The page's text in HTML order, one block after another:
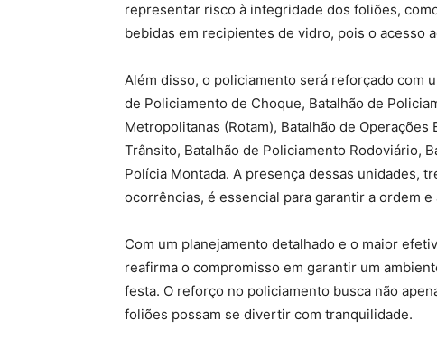
representar risco à integridade dos foliões,
bebidas em recipientes de vidro, pois o acesso
Além disso, o policiamento será reforçado com
de Policiamento de Choque, Batalhão de
Metropolitanas (Rotam), Batalhão de
Trânsito, Batalhão de Policiamento Rodoviário,
Polícia Montada. A presença dessas unidades,
ocorrências, é essencial para garantir a ordem e
Com um planejamento detalhado e o maior
reafirma o compromisso em garantir um
festa. O reforço no policiamento busca não
foliões possam se divertir com tranquilidade.